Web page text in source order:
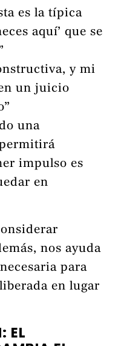
es la típica
aquí’ que se
y mi
un juicio
una
impulso es
en
nos ayuda
para
en lugar
EL